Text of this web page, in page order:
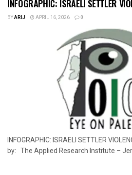
INFOGRAPHIC: ISRAELI SETTLER
BYARIJ APRIL 16, 2026 0
INFOGRAPHIC: ISRAELI SETTLER
by: The Applied Research Institute –